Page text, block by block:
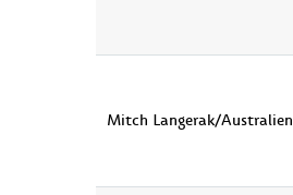
Mitch Langerak/Australien